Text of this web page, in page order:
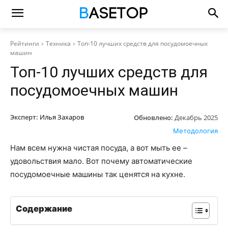
Рейтинги Техника
Топ-10 лучших средств для посудомоечных
машин
Топ-10 лучших средств для
посудомоечных машин
Эксперт: Илья Захаров Обновлено: Декабрь 2025
Методология
Нам всем нужна чистая посуда, а вот мыть ее –
удовольствия мало. Вот почему автоматические
посудомоечные машины так ценятся на кухне.
Содержание